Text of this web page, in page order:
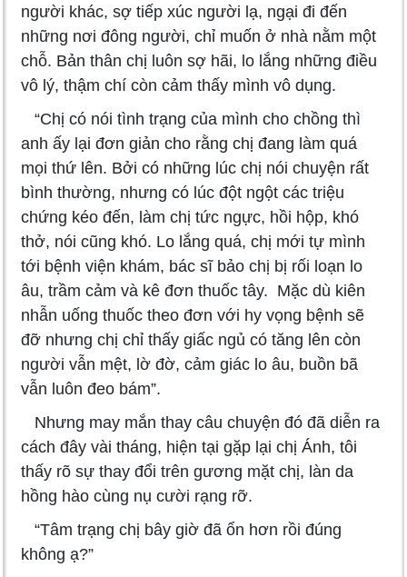
người khác, sợ tiếp xúc người lạ, ngại đi đến
những nơi đông người, chỉ muốn ở nhà nằm một
chỗ. Bản thân chị luôn sợ hãi, lo lắng những điều
vô lý, thậm chí còn cảm thấy mình vô dụng.
“Chị có nói tình trạng của mình cho chồng thì
anh ấy lại đơn giản cho rằng chị đang làm quá
mọi thứ lên. Bởi có những lúc chị nói chuyện rất
bình thường, nhưng có lúc đột ngột các triệu
chứng kéo đến, làm chị tức ngực, hồi hộp, khó
thở, nói cũng khó. Lo lắng quá, chị mới tự mình
tới bệnh viện khám, bác sĩ bảo chị bị rối loạn lo
âu, trầm cảm và kê đơn thuốc tây. Mặc dù kiên
nhẫn uống thuốc theo đơn với hy vọng bệnh sẽ
đỡ nhưng chị chỉ thấy giấc ngủ có tăng lên còn
người vẫn mệt, lờ đờ, cảm giác lo âu, buồn bã
vẫn luôn đeo bám”.
Nhưng may mắn thay câu chuyện đó đã diễn ra
cách đây vài tháng, hiện tại gặp lại chị Ánh, tôi
thấy rõ sự thay đổi trên gương mặt chị, làn da
hồng hào cùng nụ cười rạng rỡ.
“Tâm trạng chị bây giờ đã ổn hơn rồi đúng
không ạ?”